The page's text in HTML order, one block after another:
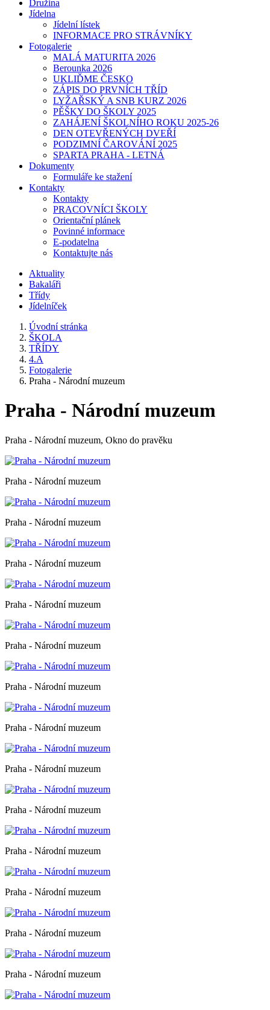
Družina
Jídelna
Jídelní lístek
INFORMACE PRO STRÁVNÍKY
Fotogalerie
MALÁ MATURITA 2026
Berounka 2026
UKLIĎME ČESKO
ZÁPIS DO PRVNÍCH TŘÍD
LYŽAŘSKÝ A SNB KURZ 2026
PĚŠKY DO ŠKOLY 2025
ZAHÁJENÍ ŠKOLNÍHO ROKU 2025-26
DEN OTEVŘENÝCH DVEŘÍ
PODZIMNÍ ČAROVÁNÍ 2025
SPARTA PRAHA - LETNÁ
Dokumenty
Formuláře ke stažení
Kontakty
Kontakty
PRACOVNÍCI ŠKOLY
Orientační plánek
Povinné informace
E-podatelna
Kontaktujte nás
Aktuality
Bakaláři
Třídy
Jídelníček
Úvodní stránka
ŠKOLA
TŘÍDY
4.A
Fotogalerie
Praha - Národní muzeum
Praha - Národní muzeum
Praha - Národní muzeum, Okno do pravěku
Praha - Národní muzeum
Praha - Národní muzeum
Praha - Národní muzeum
Praha - Národní muzeum
Praha - Národní muzeum
Praha - Národní muzeum
Praha - Národní muzeum
Praha - Národní muzeum
Praha - Národní muzeum
Praha - Národní muzeum
Praha - Národní muzeum
Praha - Národní muzeum
Praha - Národní muzeum